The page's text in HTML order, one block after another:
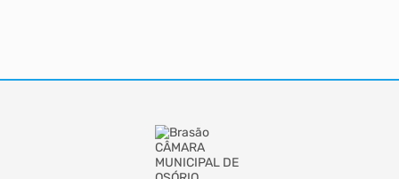
Mapa do Site